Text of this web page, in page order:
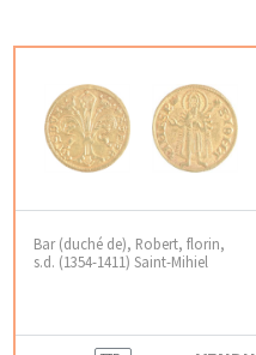
Bar (duché de), Robert, florin,
s.d. (1354-1411) Saint-Mihiel